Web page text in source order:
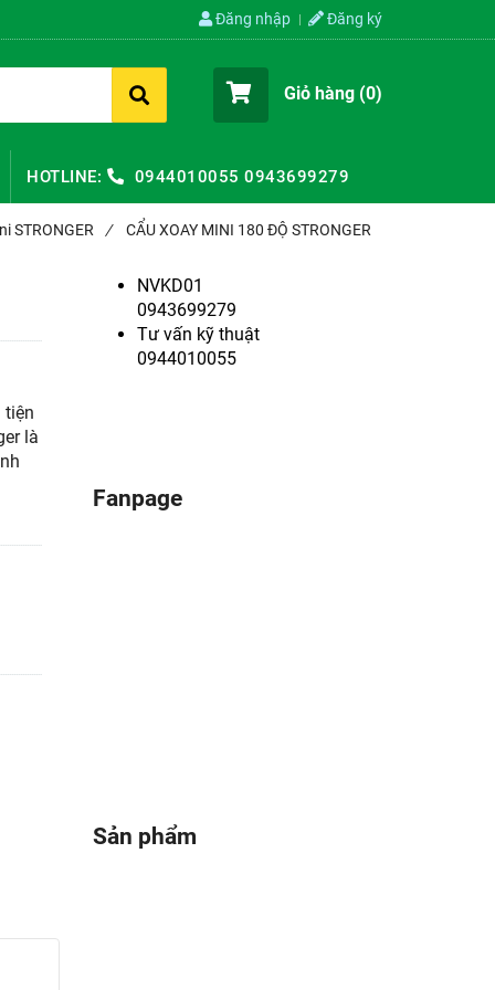
Đăng nhập Đăng ký
Giỏ hàng (0)
HOTLINE: 0944010055 0943699279
STRONGER / CẨU XOAY MINI 180 ĐỘ STRONGER
tiện
là
NVKD01
0943699279
Tư vấn kỹ thuật
0944010055
Fanpage
Sản phẩm